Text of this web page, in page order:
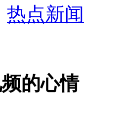
类呲牙对峙
警民合力深夜将其击毙
热点新闻
的心情